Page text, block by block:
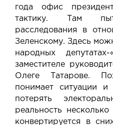
года офис
тактику. Там
расследования в
Зеленскому. Здесь
народных
заместителе
Олеге Татарове.
понимает ситуации
потерять
реальность
конвертируется в